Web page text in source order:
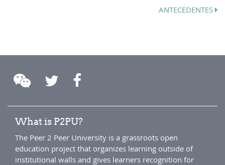
ANTECEDENTES
What is P2PU?
The Peer 2 Peer University is a grassroots open
education project that organizes learning outside of
institutional walls and gives learners recognition for